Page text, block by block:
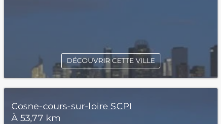
DÉCOUVRIR CETTE VILLE
Cosne-cours-sur-loire SCPI
À 53,77 km